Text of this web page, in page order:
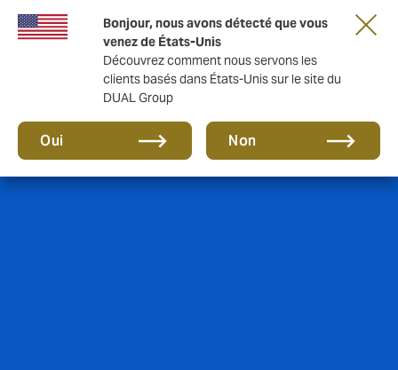
Bonjour, nous avons détecté que vous
venez de États-Unis
Découvrez comment nous servons les
clients basés dans États-Unis sur le site du
DUAL Group
Oui Non
Une nouvelle marque pour une nouvelle ère.
En savoir plus